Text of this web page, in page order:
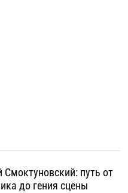
Смоктуновский: путь от
до гения сцены